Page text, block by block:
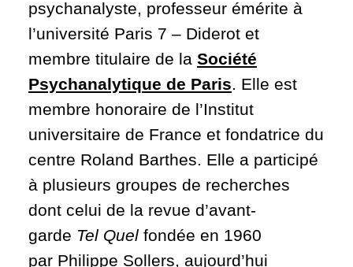
psychanalyste, professeur émérite à
l’université Paris 7 – Diderot et
membre titulaire de la Société
Psychanalytique de Paris. Elle est
membre honoraire de l’Institut
universitaire de France et fondatrice du
centre Roland Barthes. Elle a participé
à plusieurs groupes de recherches
dont celui de la revue d’avant-
garde Tel Quel fondée en 1960
par Philippe Sollers, aujourd’hui